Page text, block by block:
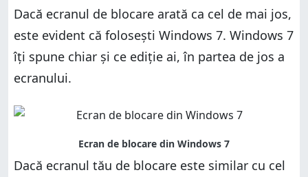
Dacă ecranul de blocare arată ca cel de mai jos,
este evident că folosești Windows 7. Windows 7
îți spune chiar și ce ediție ai, în partea de jos a
ecranului.
Dacă ecranul tău de blocare este similar cu cel